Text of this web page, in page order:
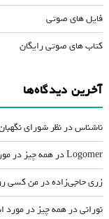
فایل های صوتی
کتاب های صوتی رایگان
آخرین دیدگاه‌ها
ناشناسدرنظر شورای
Logomerدرهمه چیز در
زری حاجی‌زادهدرمن کسی
نورانیدرهمه چیز در مورد